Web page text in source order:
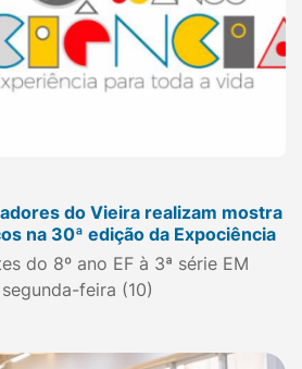
do Vieira realizam mostra
na 30ª edição da Expociência
do 8º ano EF à 3ª série EM
feira (10)